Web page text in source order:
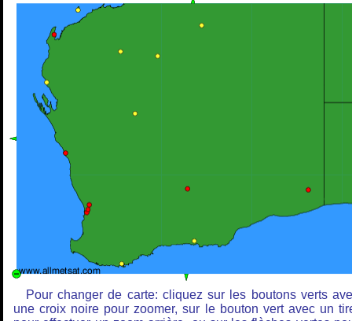
Pour changer de carte: cliquez sur les boutons verts
une croix noire pour zoomer, sur le bouton vert avec un